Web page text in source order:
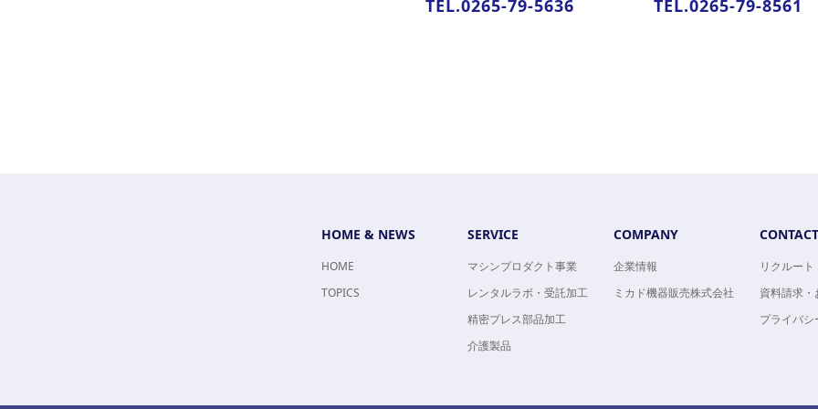
TEL.0265-79-5636
TEL.0265-79-8561
HOME & NEWS
HOME
TOPICS
SERVICE
マシンプロダクト事業
レンタルラボ・受託加工
精密プレス部品加工
介護製品
COMPANY
企業情報
ミカド機器販売株式会社
CONTACT
リクルート
資料請求
プライバシ